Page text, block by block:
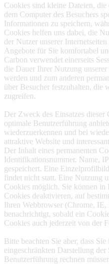
Cookies sind kleine Dateien, die
dem Computer des Besuchers
Informationen zu speichern,
Cookies helfen uns dabei, die
der Nutzer unserer
Angebote für Sie komfortabel
Carbon verwendet einerseits
die Dauer Ihrer Nutzung
werden und zum anderen
über Besucher festzuhalten, die
zugreifen.
Der Zweck des Einsatzes dieser
optimale Benutzerführung
wiederzuerkennen und bei
attraktive Website und
Der Inhalt eines permanenten
Identifikationsnummer. Name,
gespeichert. Eine
findet nicht statt. Eine Nutzung
Cookies möglich. Sie können in
Cookies deaktivieren, auf
Ihren Webbrowser (Chrome,
benachrichtigt, sobald ein
Cookies auch jederzeit von der
Bitte beachten Sie aber, dass
eingeschränkten Darstellung
Benutzerführung rechnen